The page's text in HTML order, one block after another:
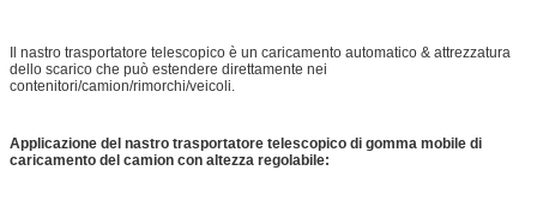
Il nastro trasportatore telescopico è un caricamento automatico & attrezzatura
dello scarico che può estendere direttamente nei
contenitori/camion/rimorchi/veicoli.
Applicazione del nastro trasportatore telescopico di gomma mobile di
caricamento del camion con altezza regolabile: